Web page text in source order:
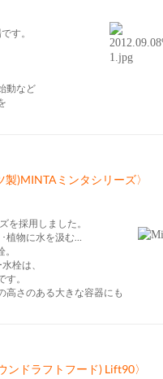
す。
動など
)MINTAミンタシリーズ〉
を採用しました。
植物に水を汲む…
栓は、
。
高さのある大きな容器にも
ドラフトフード) Lift90〉